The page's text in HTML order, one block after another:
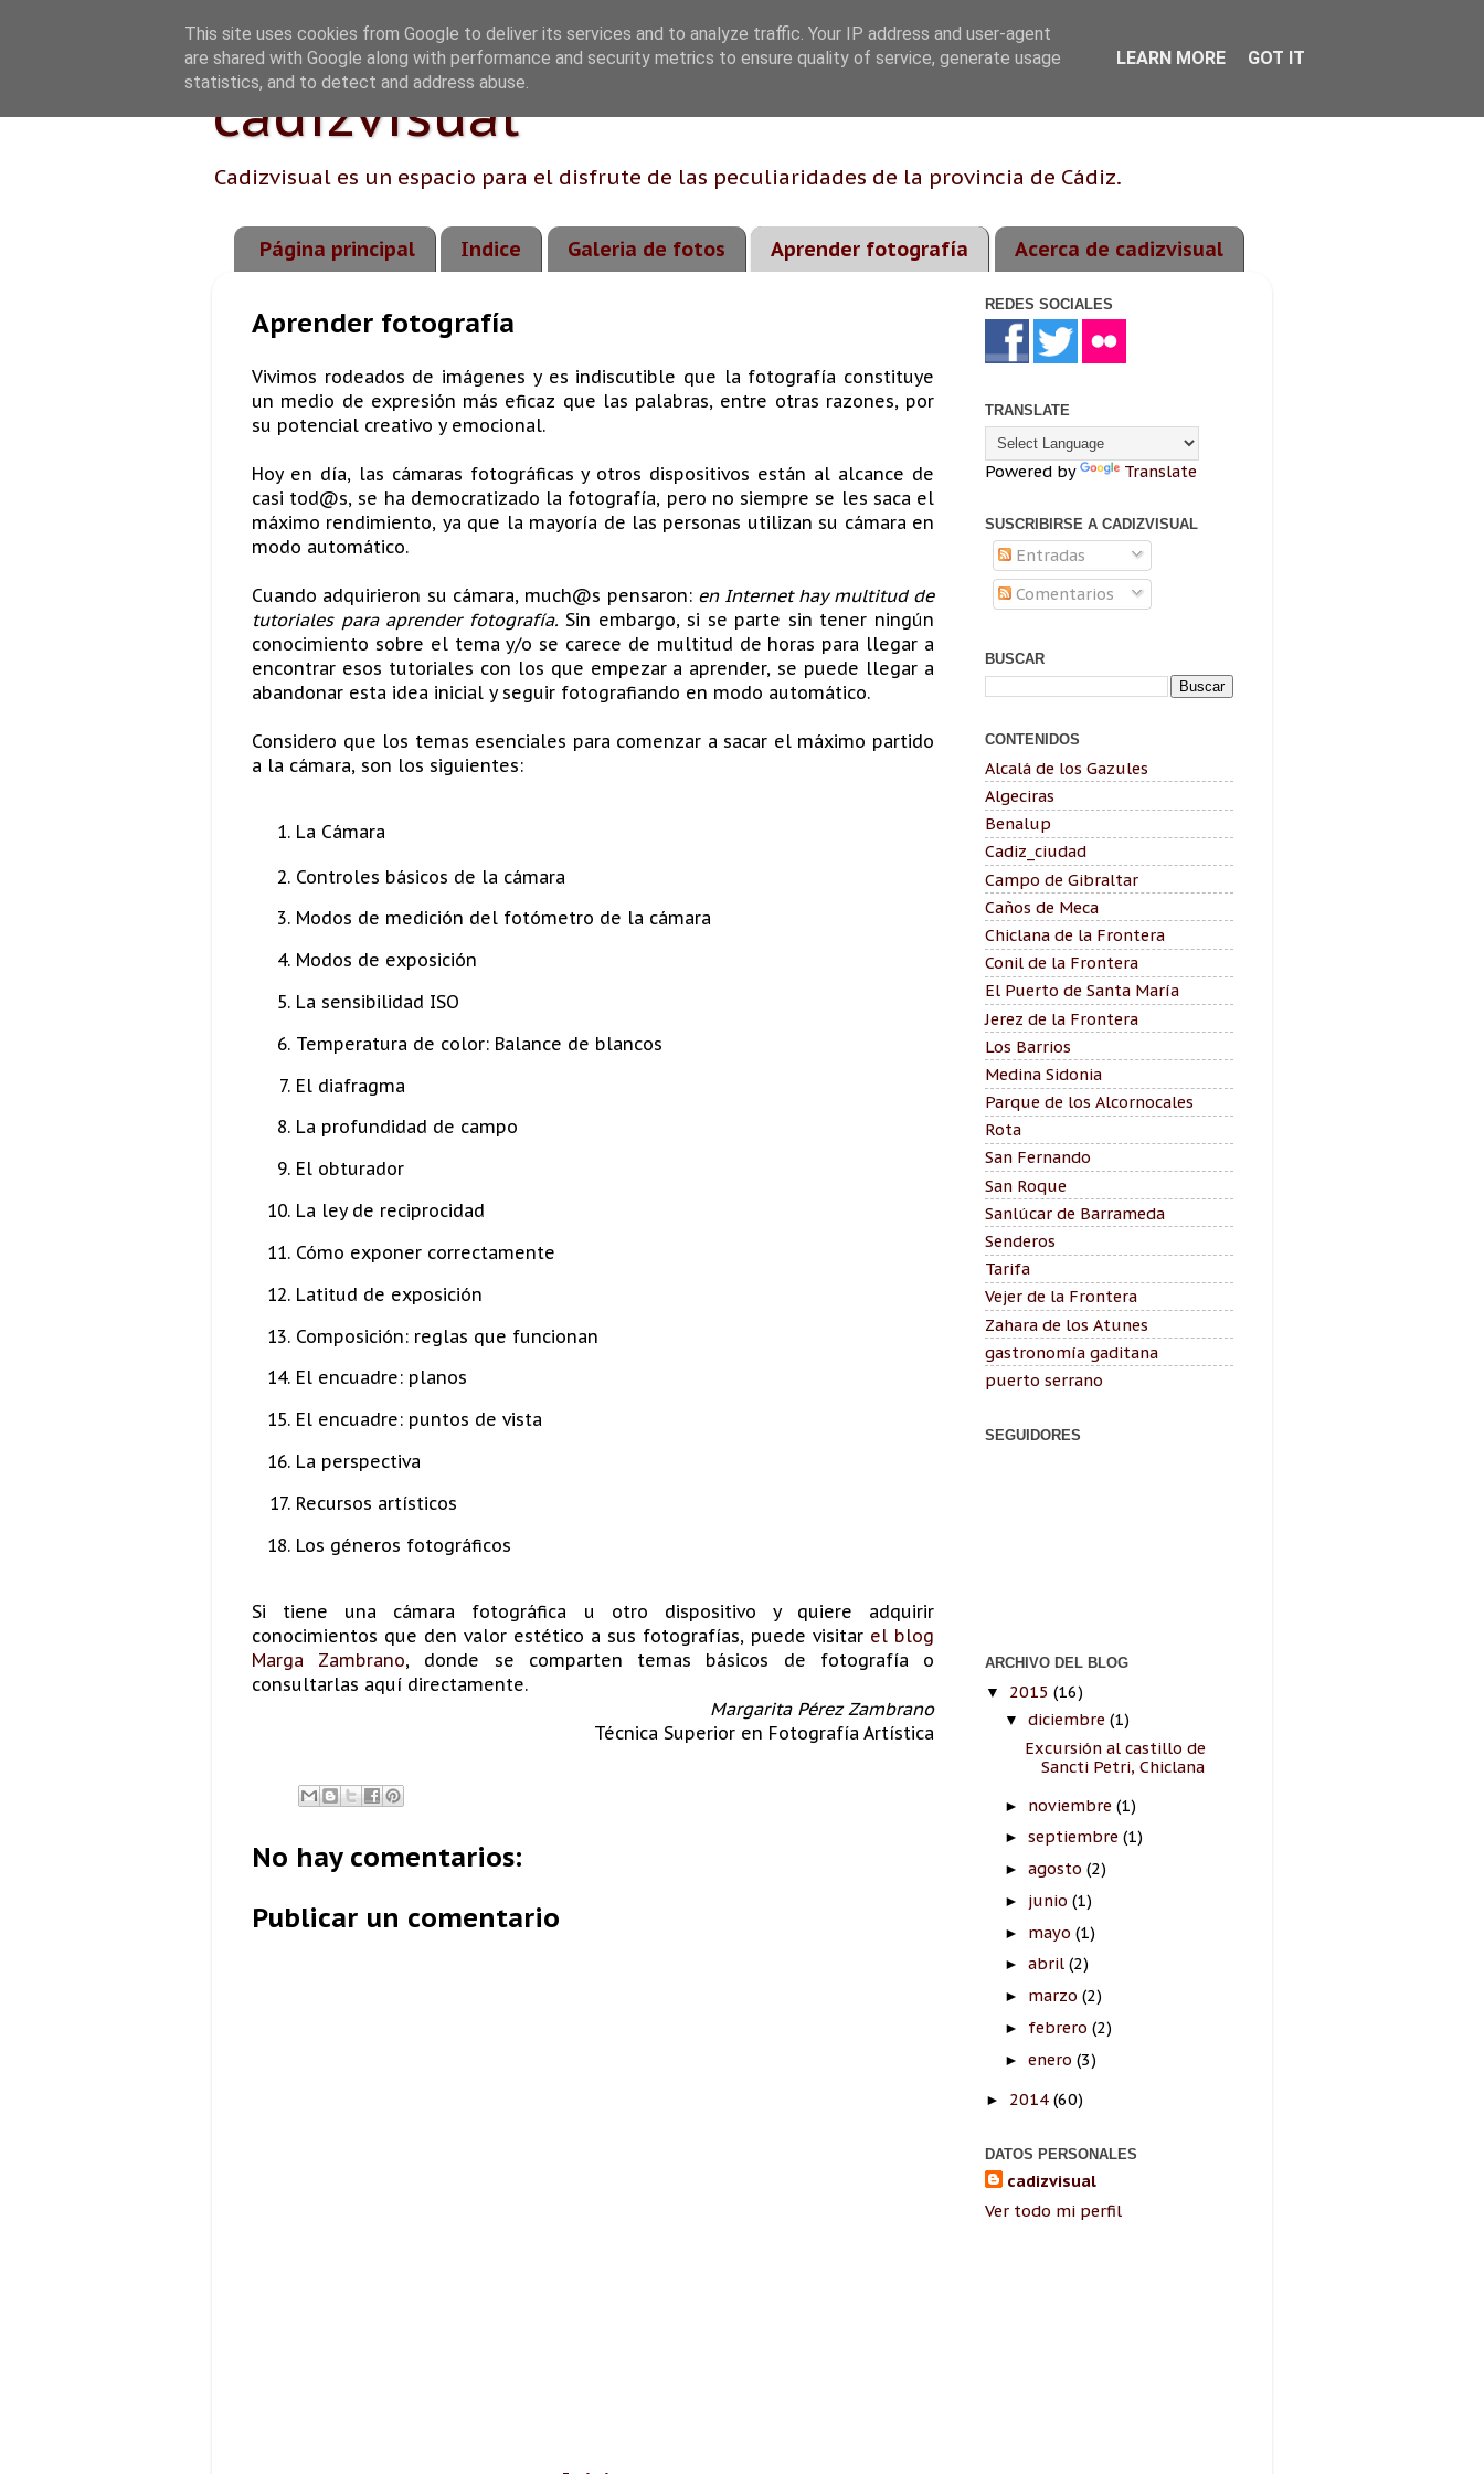
cadizvisual
Cadizvisual es un espacio para el disfrute de las peculiaridades de la provincia de Cádiz.
Página principal Indice Galeria de fotos Aprender fotografía Acerca de cadizvisual
Aprender fotografía
Vivimos rodeados de imágenes y es indiscutible que la fotografía constituye
un medio de expresión más eficaz que las palabras, entre otras razones, por
su potencial creativo y emocional.
Hoy en día, las cámaras fotográficas y otros dispositivos están al alcance de
casi tod@s, se ha democratizado la fotografía, pero no siempre se les saca el
máximo rendimiento, ya que la mayoría de las personas utilizan su cámara en
modo automático.
Cuando adquirieron su cámara, much@s pensaron: en Internet hay multitud de
tutoriales para aprender fotografía. Sin embargo, si se parte sin tener ningún
conocimiento sobre el tema y/o se carece de multitud de horas para llegar a
encontrar esos tutoriales con los que empezar a aprender, se puede llegar a
abandonar esta idea inicial y seguir fotografiando en modo automático.
Considero que los temas esenciales para comenzar a sacar el máximo partido
a la cámara, son los siguientes:
La Cámara
Controles básicos de la cámara
Modos de medición del fotómetro de la cámara
Modos de exposición
La sensibilidad ISO
Temperatura de color: Balance de blancos
El diafragma
La profundidad de campo
El obturador
La ley de reciprocidad
Cómo exponer correctamente
Latitud de exposición
Composición: reglas que funcionan
El encuadre: planos
El encuadre: puntos de vista
La perspectiva
Recursos artísticos
Los géneros fotográficos
Si tiene una cámara fotográfica u otro dispositivo y quiere adquirir
conocimientos que den valor estético a sus fotografías, puede visitar el blog
Marga Zambrano, donde se comparten temas básicos de fotografía o
consultarlas aquí directamente.
Margarita Pérez Zambrano
Técnica Superior en Fotografía Artística
No hay comentarios:
Publicar un comentario
REDES SOCIALES
TRANSLATE
Powered by Translate
SUSCRIBIRSE A CADIZVISUAL
Entradas
Comentarios
BUSCAR
CONTENIDOS
Alcalá de los Gazules
Algeciras
Benalup
Cadiz_ciudad
Campo de Gibraltar
Caños de Meca
Chiclana de la Frontera
Conil de la Frontera
El Puerto de Santa María
Jerez de la Frontera
Los Barrios
Medina Sidonia
Parque de los Alcornocales
Rota
San Fernando
San Roque
Sanlúcar de Barrameda
Senderos
Tarifa
Vejer de la Frontera
Zahara de los Atunes
gastronomía gaditana
puerto serrano
SEGUIDORES
ARCHIVO DEL BLOG
▼ 2015 (16)
▼diciembre(1)
Excursión al castillo de
Sancti Petri, Chiclana
► noviembre(1)
►septiembre(1)
►agosto(2)
► junio(1)
► mayo(1)
►abril(2)
► marzo(2)
► febrero(2)
►enero(3)
► 2014 (60)
DATOS PERSONALES
cadizvisual
Ver todo mi perfil
This site uses cookies from Google to deliver its services and to analyze traffic. Your IP address and user-agent
are shared with Google along with performance and security metrics to ensure quality of service, generate usage
statistics, and to detect and address abuse.
LEARN MORE GOT IT